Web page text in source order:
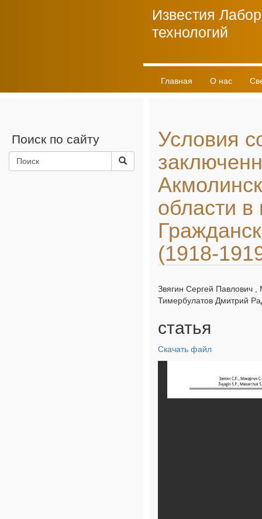
Известия
технологий
Главная О нас
Поиск по сайту
Условия
области в
(1918-
Звягин Сергей Павлович
Тимербулатов Дмитрий
статья
Скачать файл